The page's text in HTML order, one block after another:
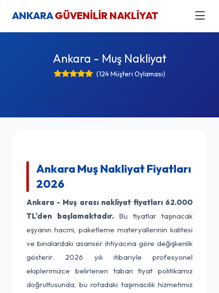
ANKARAGÜVENİLİR NAKLİYAT
Ankara - Muş Nakliyat
(124 Müşteri Oylaması)
Ankara Muş Nakliyat Fiyatları
2026
Ankara - Muş arası nakliyat fiyatları 62.000
TL'den başlamaktadır.Bu fiyatlar taşınacak
eşyanın hacmi, paketleme materyallerinin kalitesi
ve binalardaki asansör ihtiyacına göre değişkenlik
gösterir. 2026 yılı itibariyle profesyonel
ekiplerimizce belirlenen taban fiyat politikamız
doğrultusunda, bu rotadaki taşımacılık hizmetimiz